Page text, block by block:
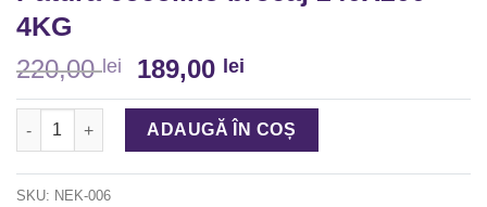
4KG
220,00 lei 189,00 lei
Cantitate Patura cocolino brocaj 240X200 4KG
ADAUGĂ ÎN COȘ
SKU: NEK-006